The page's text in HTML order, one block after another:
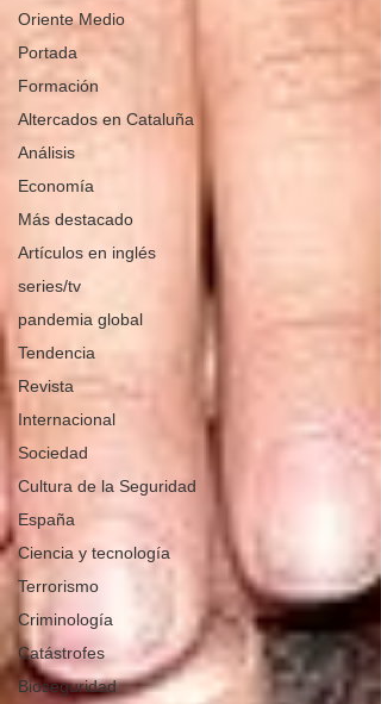
Oriente Medio
Portada
Formación
Altercados en Cataluña
Análisis
Economía
Más destacado
Artículos en inglés
series/tv
pandemia global
Tendencia
Revista
Internacional
Sociedad
Cultura de la Seguridad
España
Ciencia y tecnología
Terrorismo
Criminología
Catástrofes
Bioseguridad